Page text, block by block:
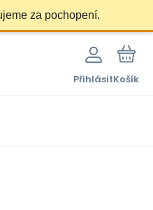
za pochopení.
PřihlásitKošík